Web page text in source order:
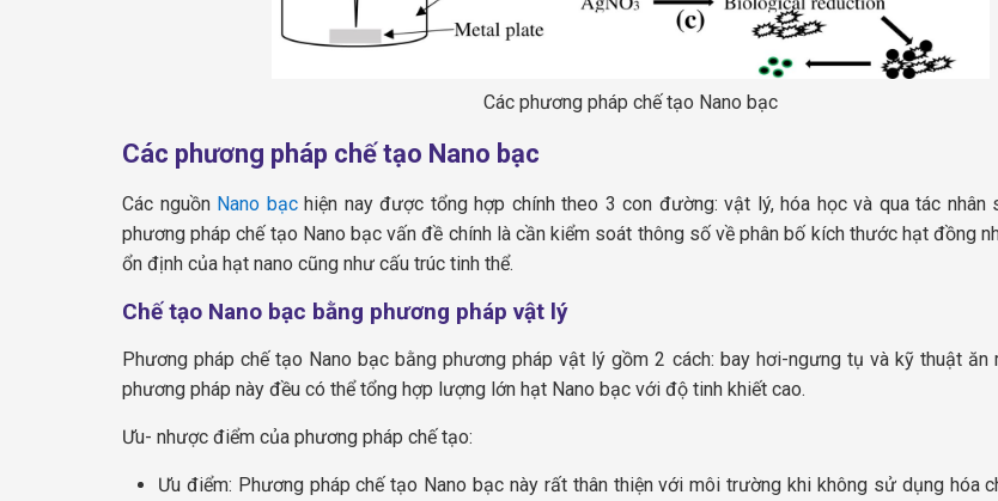
Các phương pháp chế tạo Nano bạc
Các phương pháp chế tạo Nano bạc
Các nguồn Nano bạchiện nay được tổng hợp chính theo 3 con đường: vật lý, hóa học và qua tác nhân
phương pháp chế tạo Nano bạc vấn đề chính là cần kiểm soát thông số về phân bố kích thước hạt đồng
ổn định của hạt nano cũng như cấu trúc tinh thể.
Chế tạo Nano bạc bằng phương pháp vật lý
Phương pháp chế tạo Nano bạc bằng phương pháp vật lý gồm 2 cách: bay hơi-ngưng tụ và kỹ thuật ăn
phương pháp này đều có thể tổng hợp lượng lớn hạt Nano bạc với độ tinh khiết cao.
Ưu- nhược điểm của phương pháp chế tạo:
Ưu điểm: Phương pháp chế tạo Nano bạc này rất thân thiện với môi trường khi không sử dụng hóa